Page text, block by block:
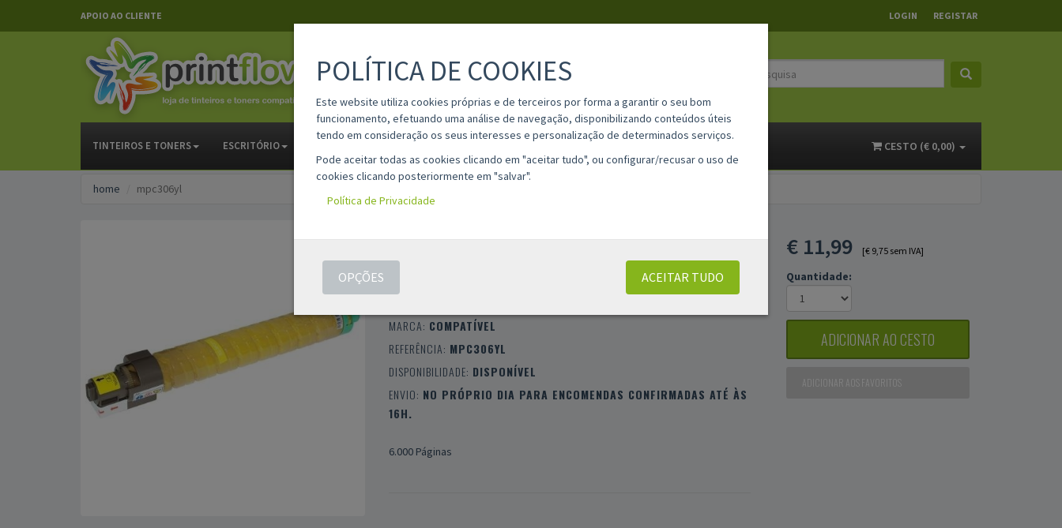
APOIO AO CLIENTE LOGIN REGISTAR
TINTEIROS E TONERS ESCRITÓRIO MATERIAL ESCOLAR INFORMAÇÕES CONTACTOS CESTO (€ 0,00)
home mpc306yl
(842098 / 842094 / 842214)
MARCA: COMPATÍVEL
REFERÊNCIA: MPC306YL
DISPONIBILIDADE: DISPONÍVEL
ENVIO: NO PRÓPRIO DIA PARA ENCOMENDAS CONFIRMADAS ATÉ ÀS
16H.
6.000 Páginas
€ 11,99 [€ 9,75 sem IVA]
Quantidade:
ADICIONAR AO CESTO
ADICIONAR AOS FAVORITOS
POLÍTICA DE COOKIES
Este website utiliza cookies próprias e de terceiros por forma a garantir o seu bom
funcionamento, efetuando uma análise de navegação, disponibilizando conteúdos úteis
tendo em consideração os seus interesses e personalização de determinados serviços.
Pode aceitar todas as cookies clicando em "aceitar tudo", ou configurar/recusar o uso de
cookies clicando posteriormente em "salvar".
Política de Privacidade
ACEITAR TUDO
OPÇÕES